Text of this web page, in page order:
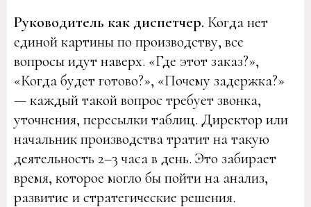
Руководитель как диспетчер. Когда нет
единой картины по производству, все
вопросы идут наверх. «Где этот заказ?»,
«Когда будет готово?», «Почему задержка?»
— каждый такой вопрос требует звонка,
уточнения, пересылки таблиц. Директор или
начальник производства тратит на такую
деятельность 2–3 часа в день. Это забирает
время, которое могло бы пойти на анализ,
развитие и стратегические решения.